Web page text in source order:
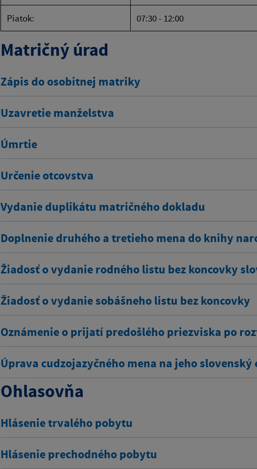
Piatok: 07:30 - 12:00
Matričný úrad
Zápis do osobitnej matriky
Uzavretie manželstva
Úmrtie
Určenie otcovstva
Vydanie duplikátu matričného dokladu
Doplnenie druhého a tretieho mena do knihy
Žiadosť o vydanie rodného listu bez koncovky
Žiadosť o vydanie sobášneho listu bez koncovky
Oznámenie o prijatí predošlého priezviska po
Úprava cudzojazyčného mena na jeho
Ohlasovňa
Hlásenie trvalého pobytu
Hlásenie prechodného pobytu